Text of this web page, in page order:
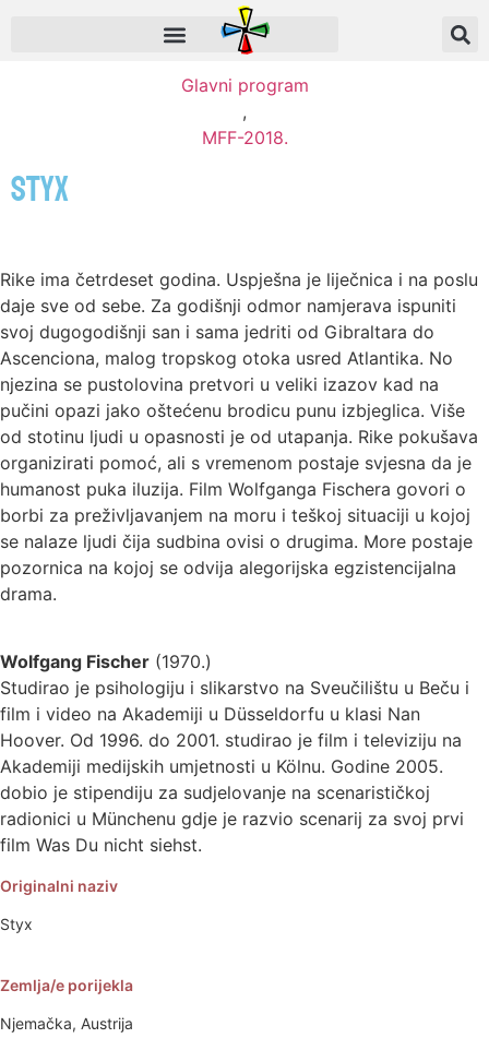
Glavni program
,
MFF-2018.
Styx
Originalni naziv
Styx
Zemlja/e porijekla
Njemačka, Austrija
Rike ima četrdeset godina. Uspješna je liječnica i na poslu
daje sve od sebe. Za godišnji odmor namjerava ispuniti
svoj dugogodišnji san i sama jedriti od Gibraltara do
Ascenciona, malog tropskog otoka usred Atlantika. No
njezina se pustolovina pretvori u veliki izazov kad na
pučini opazi jako oštećenu brodicu punu izbjeglica. Više
od stotinu ljudi u opasnosti je od utapanja. Rike pokušava
organizirati pomoć, ali s vremenom postaje svjesna da je
humanost puka iluzija. Film Wolfganga Fischera govori o
borbi za preživljavanjem na moru i teškoj situaciji u kojoj
se nalaze ljudi čija sudbina ovisi o drugima. More postaje
pozornica na kojoj se odvija alegorijska egzistencijalna
drama.
Wolfgang Fischer (1970.)
Studirao je psihologiju i slikarstvo na Sveučilištu u Beču i
film i video na Akademiji u Düsseldorfu u klasi Nan
Hoover. Od 1996. do 2001. studirao je film i televiziju na
Akademiji medijskih umjetnosti u Kölnu. Godine 2005.
dobio je stipendiju za sudjelovanje na scenarističkoj
radionici u Münchenu gdje je razvio scenarij za svoj prvi
film Was Du nicht siehst.